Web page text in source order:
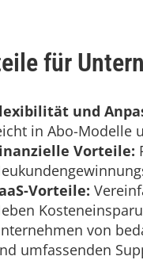
für
und
in Abo-Modelle
Vorteile:
Vorteile:
von
umfassenden